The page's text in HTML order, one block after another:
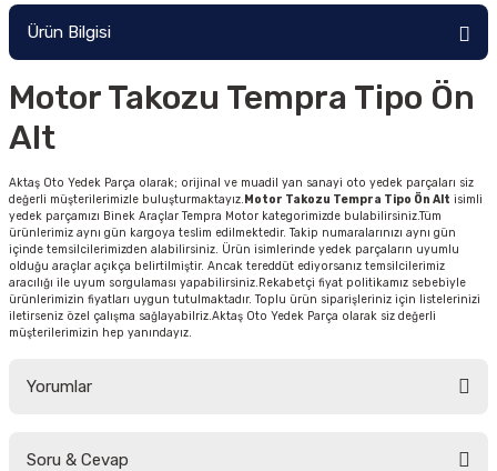
Ürün Bilgisi
Motor Takozu Tempra Tipo Ön
Alt
Aktaş Oto Yedek Parça olarak; orijinal ve muadil yan sanayi oto yedek parçaları siz
değerli müşterilerimizle buluşturmaktayız.Motor Takozu Tempra Tipo Ön Alt isimli
yedek parçamızı Binek Araçlar Tempra Motor kategorimizde bulabilirsiniz.Tüm
ürünlerimiz aynı gün kargoya teslim edilmektedir. Takip numaralarınızı aynı gün
içinde temsilcilerimizden alabilirsiniz. Ürün isimlerinde yedek parçaların uyumlu
olduğu araçlar açıkça belirtilmiştir. Ancak tereddüt ediyorsanız temsilcilerimiz
aracılığı ile uyum sorgulaması yapabilirsiniz.Rekabetçi fiyat politikamız sebebiyle
ürünlerimizin fiyatları uygun tutulmaktadır. Toplu ürün siparişleriniz için listelerinizi
iletirseniz özel çalışma sağlayabilriz.Aktaş Oto Yedek Parça olarak siz değerli
müşterilerimizin hep yanındayız.
Yorumlar
Soru & Cevap